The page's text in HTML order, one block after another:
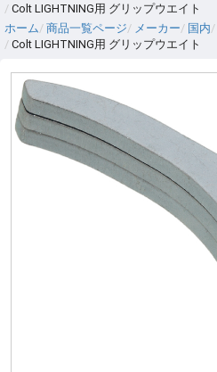
Colt LIGHTNING用 グリップウエイト
ホーム 商品一覧ページ メーカー 国内
Colt LIGHTNING用 グリップウエイト